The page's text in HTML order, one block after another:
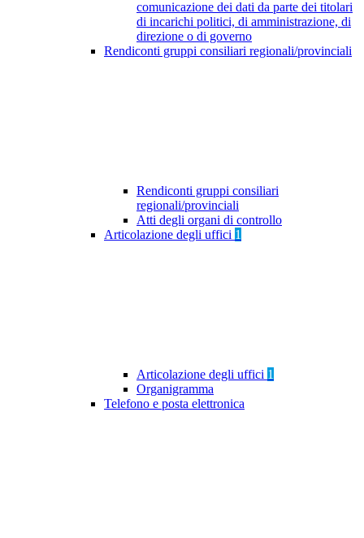
comunicazione dei dati da parte dei titolari
di incarichi politici, di amministrazione, di
direzione o di governo
Rendiconti gruppi consiliari regionali/provinciali
Rendiconti gruppi consiliari
regionali/provinciali
Atti degli organi di controllo
Articolazione degli uffici 1
Articolazione degli uffici 1
Organigramma
Telefono e posta elettronica